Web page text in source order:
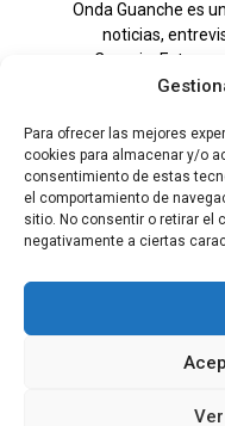
Para ofrecer las mejores
cookies para almacenar y/o
consentimiento de estas
el comportamiento de
sitio. No consentir o retirar el
negativamente a ciertas
Onda Guanche es
noticias,
Canaria.
información veraz
Todos los derechos reservados.
Radio
Contacto
Aviso Legal